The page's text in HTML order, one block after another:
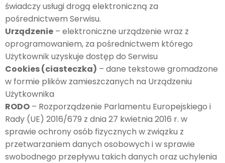
świadczy usługi drogą elektroniczną za
pośrednictwem Serwisu.
Urządzenie – elektroniczne urządzenie wraz z
oprogramowaniem, za pośrednictwem którego
Użytkownik uzyskuje dostęp do Serwisu
Cookies (ciasteczka) – dane tekstowe gromadzone
w formie plików zamieszczanych na Urządzeniu
Użytkownika
RODO – Rozporządzenie Parlamentu Europejskiego i
Rady (UE) 2016/679 z dnia 27 kwietnia 2016 r. w
sprawie ochrony osób fizycznych w związku z
przetwarzaniem danych osobowych i w sprawie
swobodnego przepływu takich danych oraz uchylenia